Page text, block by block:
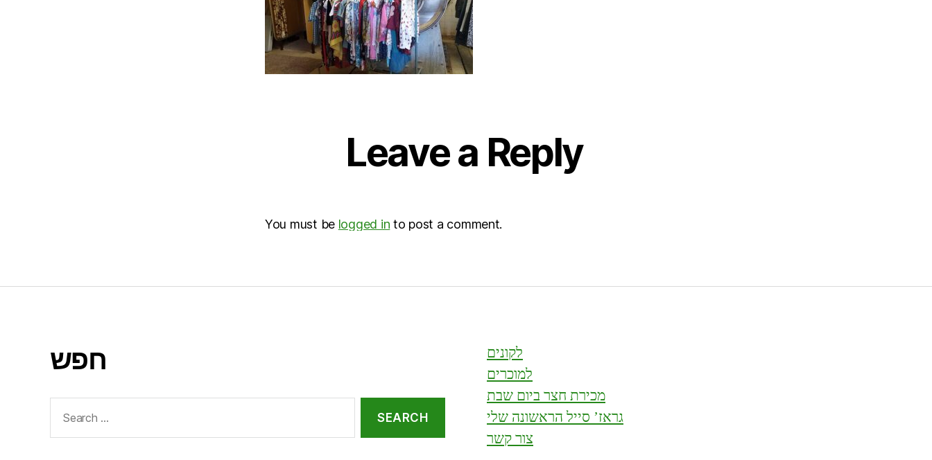
Leave a Reply
You must be logged in to post a comment.
חפש
for:
לקונים
למוכרים
מכירת חצר ביום שבת
גראז’ סייל הראשונה שלי
צור קשר